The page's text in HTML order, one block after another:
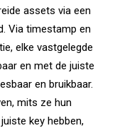
assets via een
Via timestamp en
elke vastgelegde
en met de juiste
en bruikbaar.
mits ze hun
key hebben,